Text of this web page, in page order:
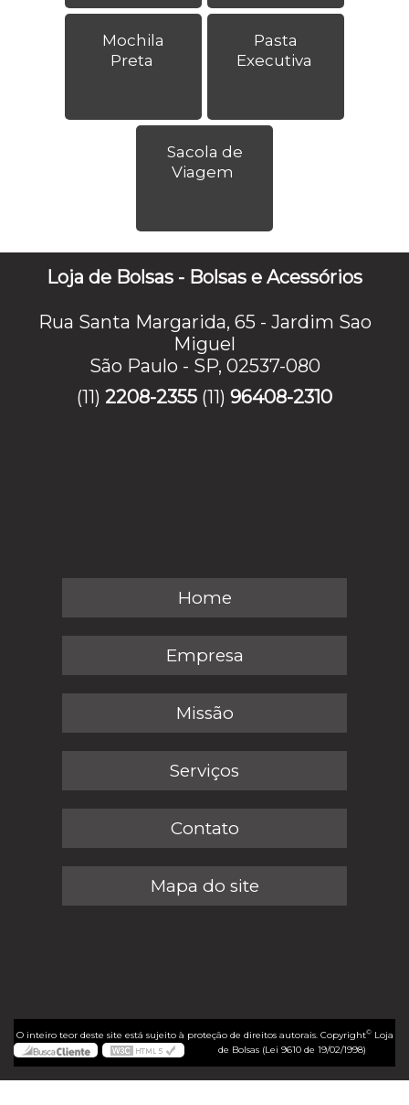
Mochila
Preta
Pasta
Executiva
Sacola de
Viagem
Loja de Bolsas - Bolsas e Acessórios
Rua Santa Margarida, 65 - Jardim Sao
Miguel
São Paulo - SP, 02537-080
(11) 2208-2355 (11) 96408-2310
Home
Empresa
Missão
Serviços
Contato
Mapa do site
O inteiro teor deste site está sujeito à proteção de direitos autorais. Copyright©Loja
de Bolsas (Lei 9610 de 19/02/1998)